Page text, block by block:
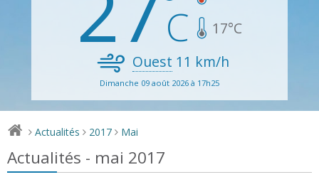
17°C
Ouest 11 km/h
Dimanche 09 août 2026 à 17h25
> Actualités > 2017 > Mai
Actualités - mai 2017